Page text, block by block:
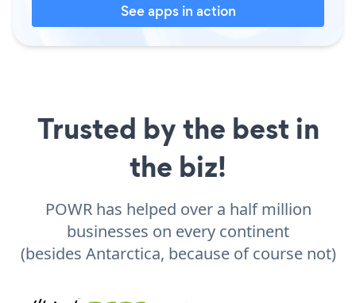
See apps in action
Trusted by the best in
the biz!
POWR has helped over a half million
businesses on every continent
(besides Antarctica, because of course not)